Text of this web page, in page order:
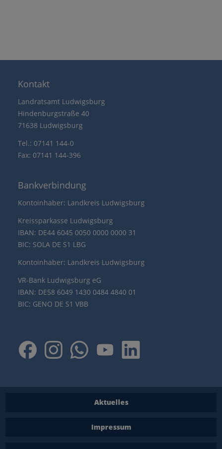
Kontakt
Landratsamt Ludwigsburg
Hindenburgstraße 40
71638 Ludwigsburg
Tel.: 07141 144-0
Fax: 07141 144-396
Bankverbindung
Kontoinhaber: Landkreis Ludwigsburg
Kreissparkasse Ludwigsburg
IBAN: DE44 6045 0050 0000 0000 31
BIC: SOLA DE S1 LBG
Kontoinhaber: Landkreis Ludwigsburg
VR-Bank Ludwigsburg eG
IBAN: DE58 6049 1430 0484 4840 01
BIC: GENO DE S1 VBB
Aktuelles
Impressum